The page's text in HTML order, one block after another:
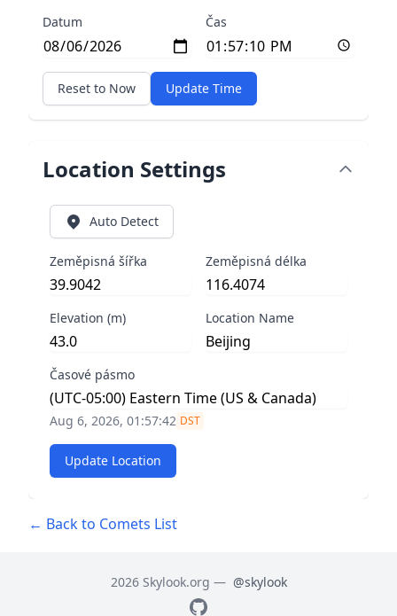
Datum Čas
Reset to Now Update Time
Location Settings
Auto Detect
Zeměpisná šířka Zeměpisná délka
Elevation (m) Location Name
Časové pásmo
Aug 6, 2026, 01:57:43 DST
Update Location
← Back to Comets List
2026 Skylook.org — @skylook